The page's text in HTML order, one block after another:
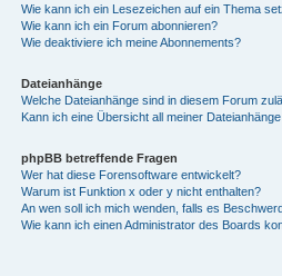
Wie kann ich ein Lesezeichen auf ein Thema
Wie kann ich ein Forum abonnieren?
Wie deaktiviere ich meine Abonnements?
Dateianhänge
Welche Dateianhänge sind in diesem Forum
Kann ich eine Übersicht all meiner
phpBB betreffende Fragen
Wer hat diese Forensoftware entwickelt?
Warum ist Funktion x oder y nicht enthalten?
An wen soll ich mich wenden, falls es
Wie kann ich einen Administrator des Boards